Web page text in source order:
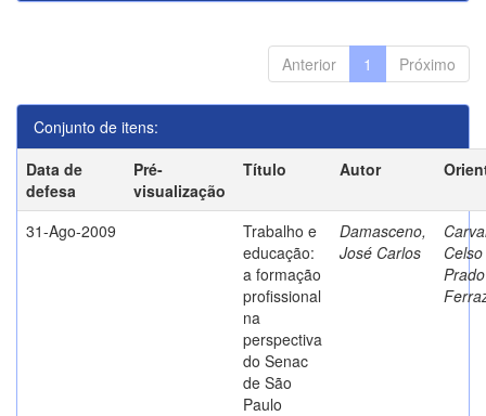
Anterior 1 Próximo
Conjunto de itens:
Data de
defesa
Pré-
visualização
Título Autor
31-Ago-2009
Trabalho e
educação:
a formação
profissional
na
perspectiva
do Senac
de São
Paulo
Damasceno,
José Carlos
Prado